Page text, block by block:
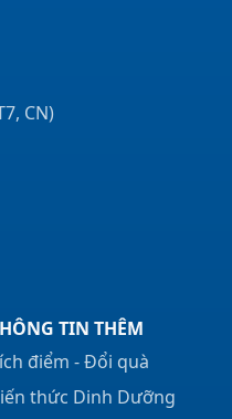
CN)
TIN THÊM
điểm - Đổi quà
thức Dinh Dưỡng